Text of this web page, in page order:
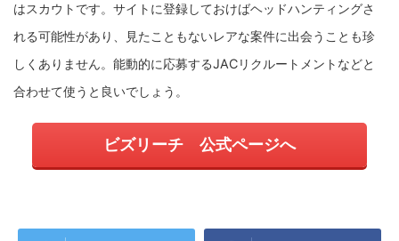
はスカウトです。サイトに登録しておけばヘッドハンティングさ
れる可能性があり、見たこともないレアな案件に出会うことも珍
しくありません。能動的に応募するJACリクルートメントなどと
合わせて使うと良いでしょう。
ビズリーチ 公式ページへ